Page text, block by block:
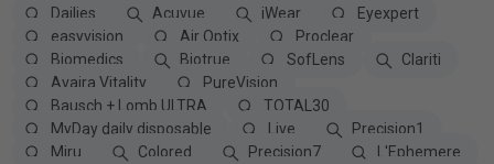
Dailies
Acuvue iWear
Eyexpert
easyvision
Air Optix
Proclear
Biomedics
Biotrue SofLens
Clariti
Avaira Vitality
PureVision
Bausch + Lomb ULTRA
TOTAL30
MyDay daily disposable
Live
Precision1
Miru
Colored Precision7
L'Ephemere